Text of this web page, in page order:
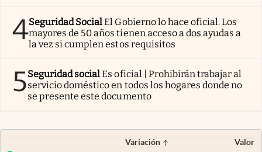
4Seguridad SocialEl Gobierno lo hace oficial. Los
mayores de 50 años tienen acceso a dos ayudas a
la vez si cumplen estos requisitos
5Seguridad socialEs oficial | Prohibirán trabajar al
servicio doméstico en todos los hogares donde no
se presente este documento
Variación Valor